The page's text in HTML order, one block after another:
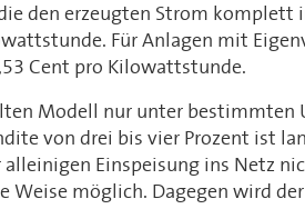
den erzeugten Strom komplett
Für Anlagen mit
Cent pro Kilowattstunde.
Modell nur unter bestimmten
von drei bis vier Prozent ist
Einspeisung ins Netz
Weise möglich. Dagegen wird der